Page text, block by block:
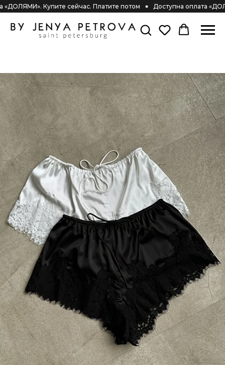
Купите сейчас. Платите потом Доступна оплата